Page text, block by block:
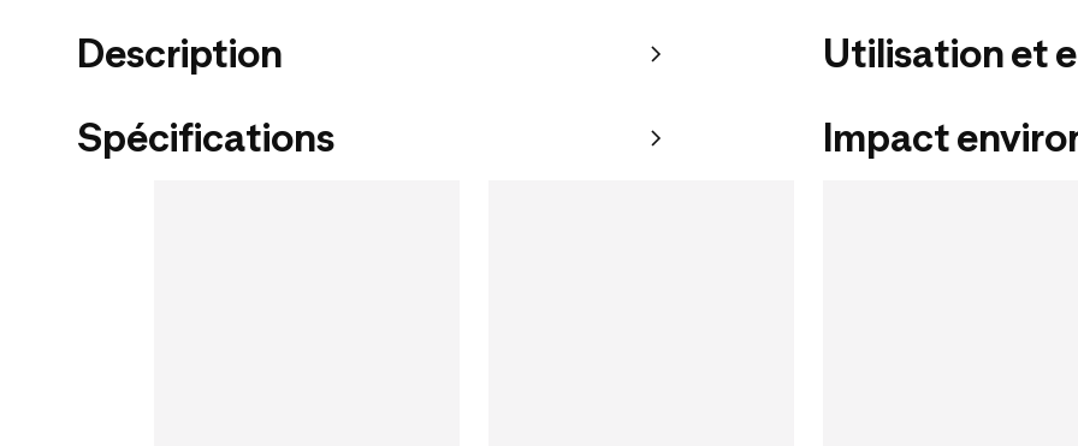
Description
Spécifications
Utilisation et
Impact